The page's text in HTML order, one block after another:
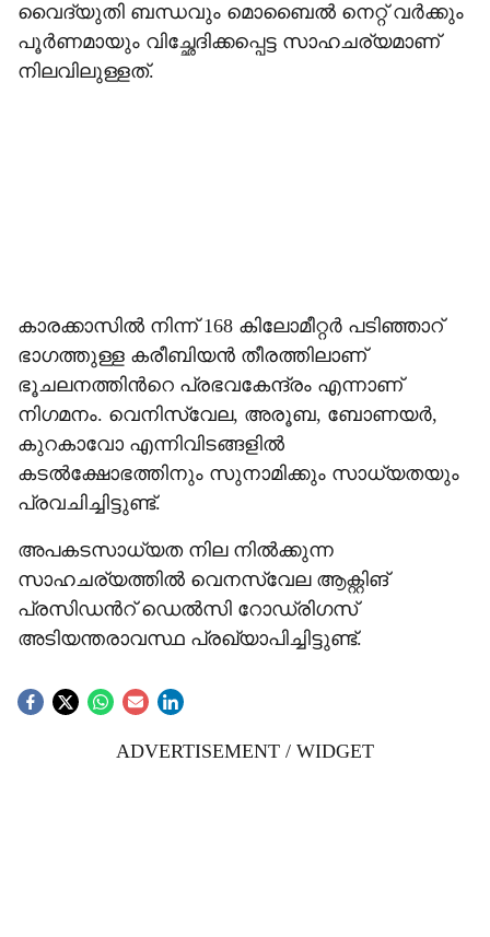
വൈദ്യുതി ബന്ധവും മൊബൈൽ നെറ്റ് വർക്കും
പൂർണമായും വിച്ഛേദിക്കപ്പെട്ട സാഹചര്യമാണ്
നിലവിലുള്ളത്.
കാരക്കാസിൽ നിന്ന് 168 കിലോമീറ്റർ പടിഞ്ഞാറ്
ഭാഗത്തുള്ള കരീബിയൻ തീരത്തിലാണ്
ഭൂചലനത്തിന്‍റെ പ്രഭവകേന്ദ്രം എന്നാണ്
നിഗമനം. വെനിസ്വേല, അരൂബ, ബോണയർ,
കുറകാവോ എന്നിവിടങ്ങളിൽ
കടൽക്ഷോഭത്തിനും സുനാമിക്കും സാധ്യതയും
പ്രവചിച്ചിട്ടുണ്ട്.
അപകടസാധ്യത നില നിൽക്കുന്ന
സാഹചര്യത്തിൽ വെനസ്വേല ആക്റ്റിങ്
പ്രസിഡന്‍റ് ഡെൽസി റോഡ്രിഗസ്
അടിയന്തരാവസ്ഥ പ്രഖ്യാപിച്ചിട്ടുണ്ട്.
ADVERTISEMENT / WIDGET